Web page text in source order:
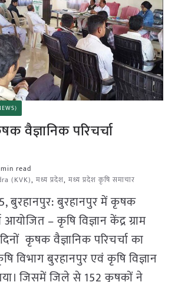
वैज्ञानिक परिचर्चा
read
(KVK), मध्य प्रदेश, मध्य प्रदेश कृषि समाचार
बुरहानपुर: बुरहानपुर में कृषक
आयोजित – कृषि विज्ञान केंद्र ग्राम
कृषक वैज्ञानिक परिचर्चा का
विभाग बुरहानपुर एवं कृषि विज्ञान